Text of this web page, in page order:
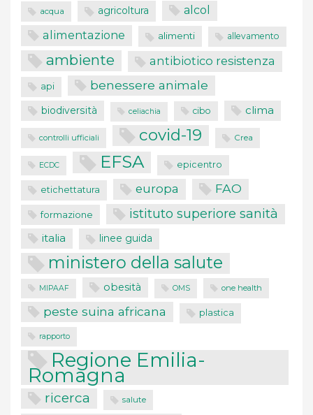
acqua agricoltura alcol
alimentazione alimenti allevamento
ambiente antibiotico resistenza
api benessere animale
biodiversità celiachia cibo clima
controlli ufficiali covid-19 Crea
ECDC EFSA epicentro
etichettatura europa FAO
formazione istituto superiore sanità
italia linee guida
ministero della salute
MIPAAF obesità OMS one health
peste suina africana plastica
rapporto
Regione Emilia-
Romagna
ricerca salute